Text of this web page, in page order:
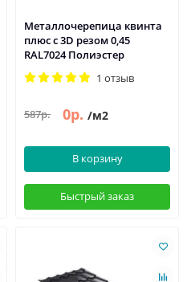
Металлочерепица квинта
плюс c 3D резом 0,45
RAL7024 Полиэстер
1 отзыв
587р. 0р. /м2
В корзину
Быстрый заказ